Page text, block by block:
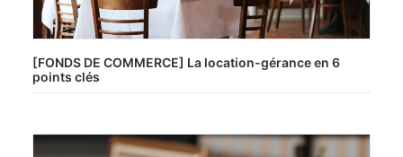
[FONDS DE COMMERCE] La location-gérance en 6
points clés